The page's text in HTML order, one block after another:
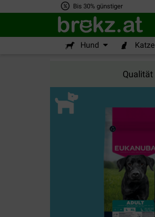
Bis 30% günstiger
Hund Katze
Qualität